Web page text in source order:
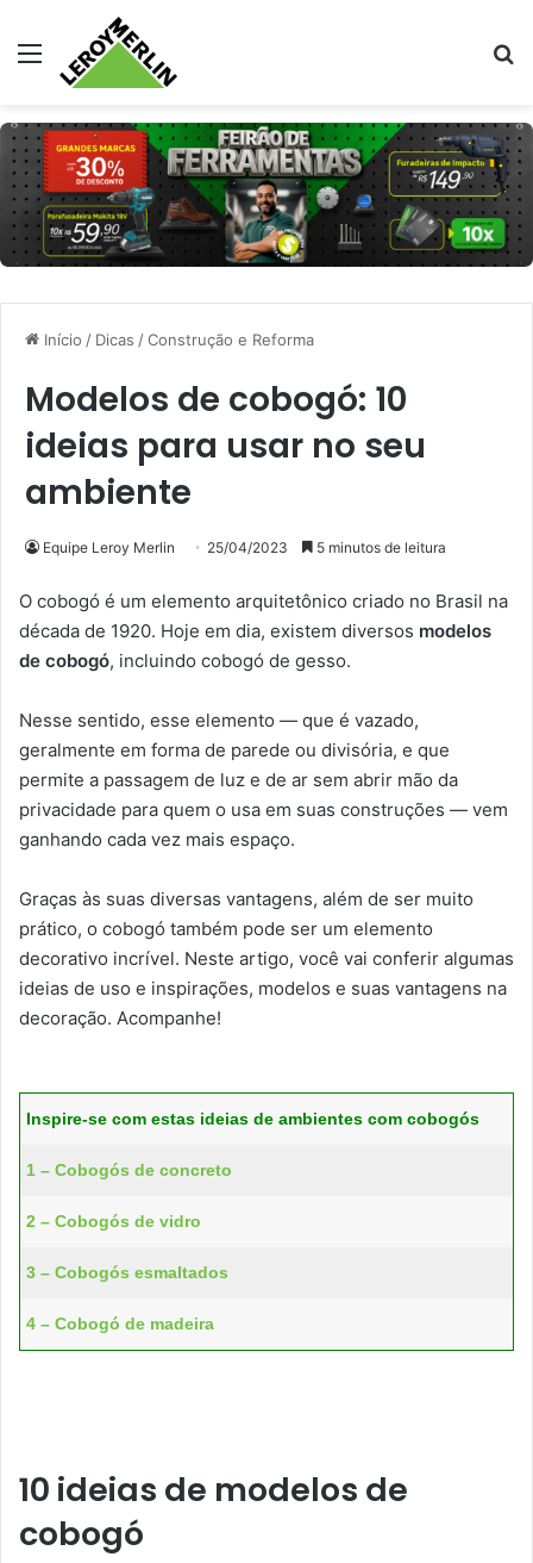
Menu
Início / Dicas /Construção e Reforma
Modelos de cobogó: 10
ideias para usar no seu
ambiente
Equipe Leroy Merlin 25/04/2023 5 minutos de leitura
O cobogó é um elemento arquitetônico criado no Brasil na
década de 1920. Hoje em dia, existem diversos modelos
de cobogó, incluindo cobogó de gesso.
Nesse sentido, esse elemento — que é vazado,
geralmente em forma de parede ou divisória, e que
permite a passagem de luz e de ar sem abrir mão da
privacidade para quem o usa em suas construções — vem
ganhando cada vez mais espaço.
Graças às suas diversas vantagens, além de ser muito
prático, o cobogó também pode ser um elemento
decorativo incrível. Neste artigo, você vai conferir algumas
ideias de uso e inspirações, modelos e suas vantagens na
decoração. Acompanhe!
Inspire-se com estas ideias de ambientes com cobogós
1 – Cobogós de concreto
2 – Cobogós de vidro
3 – Cobogós esmaltados
4 – Cobogó de madeira
10 ideias de modelos de
cobogó